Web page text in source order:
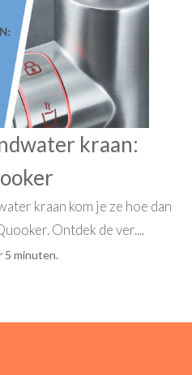
kraan:
kraan kom je ze hoe dan
Ontdek de ver....
5 minuten.